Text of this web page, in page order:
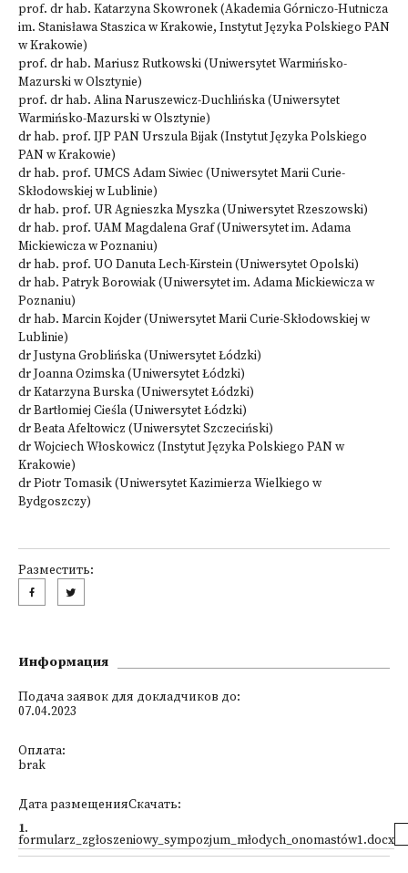
prof. dr hab. Katarzyna Skowronek (Akademia Górniczo-Hutnicza
im. Stanisława Staszica w Krakowie, Instytut Języka Polskiego PAN
w Krakowie)
prof. dr hab. Mariusz Rutkowski (Uniwersytet Warmińsko-
Mazurski w Olsztynie)
prof. dr hab. Alina Naruszewicz-Duchlińska (Uniwersytet
Warmińsko-Mazurski w Olsztynie)
dr hab. prof. IJP PAN Urszula Bijak (Instytut Języka Polskiego
PAN w Krakowie)
dr hab. prof. UMCS Adam Siwiec (Uniwersytet Marii Curie-
Skłodowskiej w Lublinie)
dr hab. prof. UR Agnieszka Myszka (Uniwersytet Rzeszowski)
dr hab. prof. UAM Magdalena Graf (Uniwersytet im. Adama
Mickiewicza w Poznaniu)
dr hab. prof. UO Danuta Lech-Kirstein (Uniwersytet Opolski)
dr hab. Patryk Borowiak (Uniwersytet im. Adama Mickiewicza w
Poznaniu)
dr hab. Marcin Kojder (Uniwersytet Marii Curie-Skłodowskiej w
Lublinie)
dr Justyna Groblińska (Uniwersytet Łódzki)
dr Joanna Ozimska (Uniwersytet Łódzki)
dr Katarzyna Burska (Uniwersytet Łódzki)
dr Bartłomiej Cieśla (Uniwersytet Łódzki)
dr Beata Afeltowicz (Uniwersytet Szczeciński)
dr Wojciech Włoskowicz (Instytut Języka Polskiego PAN w
Krakowie)
dr Piotr Tomasik (Uniwersytet Kazimierza Wielkiego w
Bydgoszczy)
Разместить:
Информация
Подача заявок для докладчиков до:
07.04.2023
Оплата:
brak
Дата размещенияСкачать:
1.
formularz_zgłoszeniowy_sympozjum_młodych_onomastów1.docx